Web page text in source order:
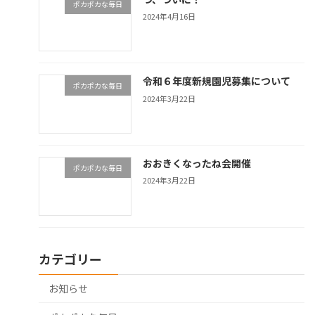
ポカポカな毎日
2024年4月16日
ポカポカな毎日 令和６年度新規園児募集について
2024年3月22日
ポカポカな毎日 おおきくなったね会開催
2024年3月22日
カテゴリー
お知らせ